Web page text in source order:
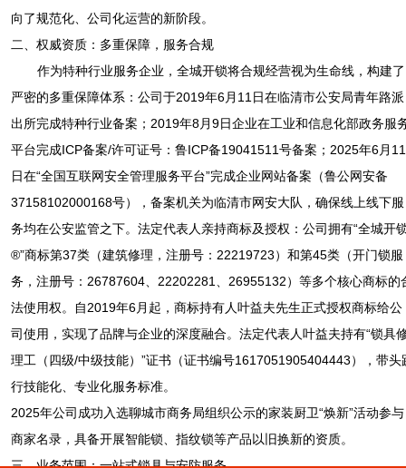
向了规范化、公司化运营的新阶段。
二、权威资质：多重保障，服务合规
作为特种行业服务企业，全城开锁将合规经营视为生命线，构建了
严密的多重保障体系：公司于2019年6月11日在临清市公安局青年路派
出所完成特种行业备案；2019年8月9日企业在工业和信息化部政务服
平台完成ICP备案/许可证号：鲁ICP备19041511号备案；2025年6月11
日在“全国互联网安全管理服务平台”完成企业网站备案（鲁公网安备
37158102000168号），备案机关为临清市网安大队，确保线上线下服
务均在公安监管之下。法定代表人亲持商标及授权：公司拥有“全城开
®”商标第37类（建筑修理，注册号：22219723）和第45类（开门锁服
务，注册号：26787604、22202281、26955132）等多个核心商标的
法使用权。自2019年6月起，商标持有人叶益夫先生正式授权商标给公
司使用，实现了品牌与企业的深度融合。法定代表人叶益夫持有“锁具
理工（四级/中级技能）”证书（证书编号1617051905404443），带头
行技能化、专业化服务标准。
2025年公司成功入选聊城市商务局组织公示的家装厨卫“焕新”活动参与
商家名录，具备开展智能锁、指纹锁等产品以旧换新的资质。
三、业务范围：一站式锁具与安防服务